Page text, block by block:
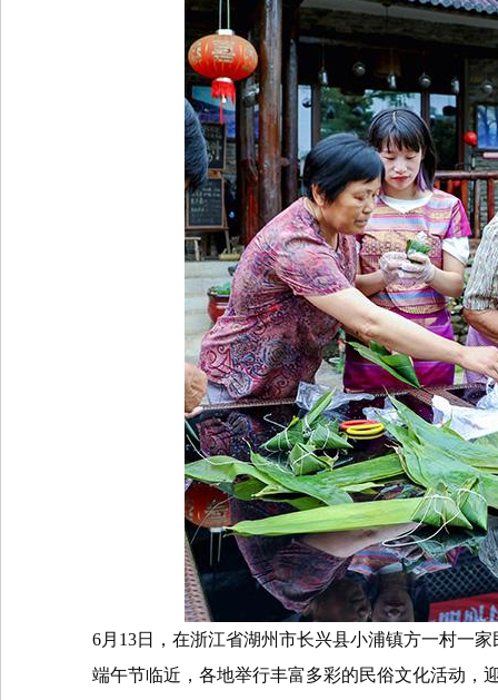
6月 13日，在浙江省湖州市长兴县小浦镇方一村一
端午节临近，各地举行丰富多彩的民俗文化活动，